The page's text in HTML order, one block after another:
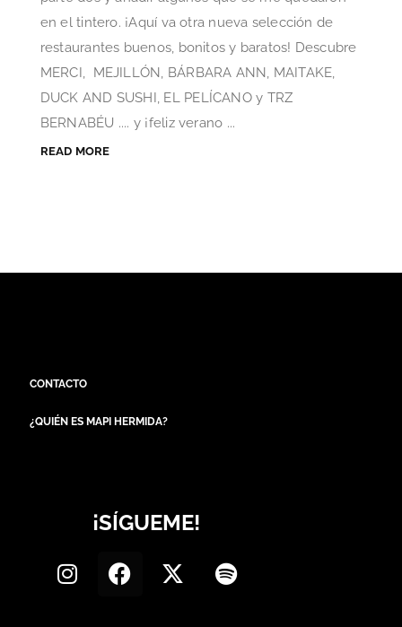
en el tintero. ¡Aquí va otra nueva selección de
restaurantes buenos, bonitos y baratos! Descubre
MERCI, MEJILLÓN, BÁRBARA ANN, MAITAKE,
DUCK AND SUSHI, EL PELÍCANO y TRZ
BERNABÉU .... y ¡feliz verano ...
READ MORE
CONTACTO
¿QUIÉN ES MAPI HERMIDA?
¡SÍGUEME!